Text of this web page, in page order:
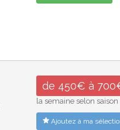
de 450€ à
la semaine selon saison
Ajoutez à ma